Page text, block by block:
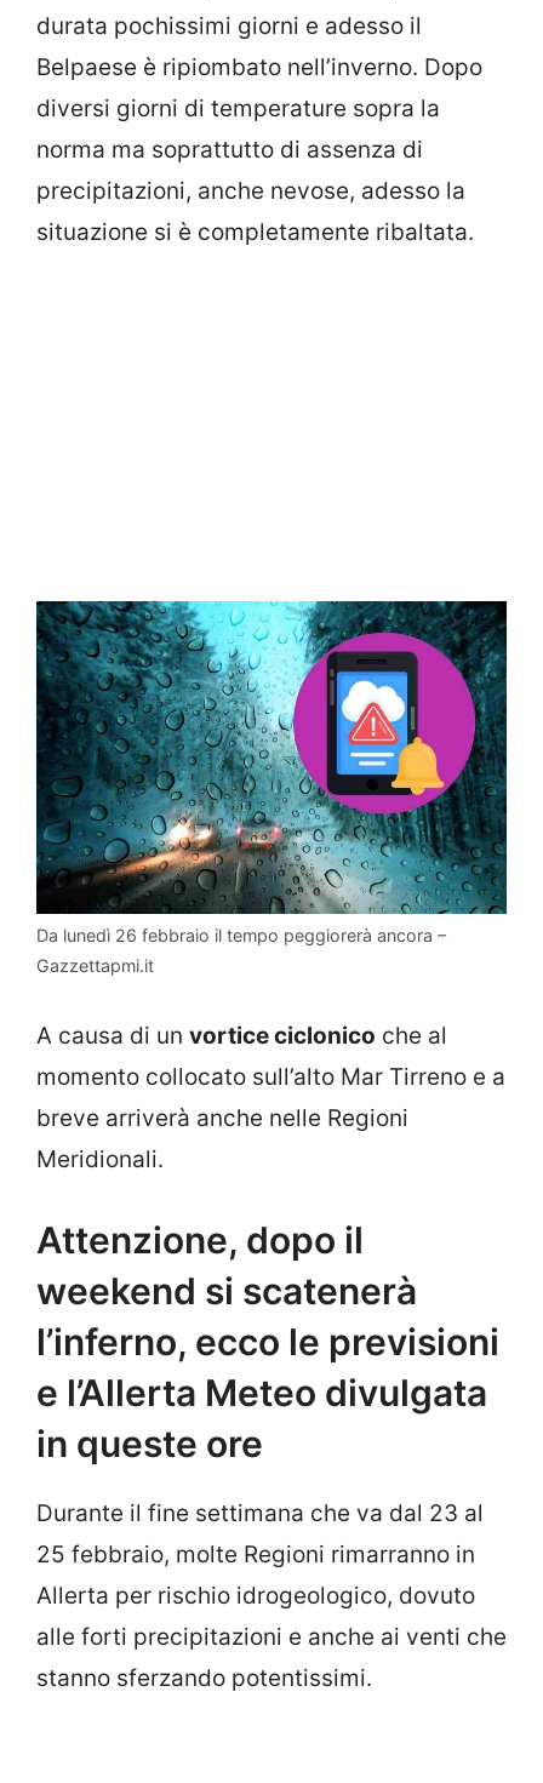
durata pochissimi giorni e adesso il
Belpaese è ripiombato nell’inverno. Dopo
diversi giorni di temperature sopra la
norma ma soprattutto di assenza di
precipitazioni, anche nevose, adesso la
situazione si è completamente ribaltata.
Da lunedì 26 febbraio il tempo peggiorerà ancora –
Gazzettapmi.it
A causa di un vortice ciclonico che al
momento collocato sull’alto Mar Tirreno e a
breve arriverà anche nelle Regioni
Meridionali.
Attenzione, dopo il
weekend si scatenerà
l’inferno, ecco le previsioni
e l’Allerta Meteo divulgata
in queste ore
Durante il fine settimana che va dal 23 al
25 febbraio, molte Regioni rimarranno in
Allerta per rischio idrogeologico, dovuto
alle forti precipitazioni e anche ai venti che
stanno sferzando potentissimi.